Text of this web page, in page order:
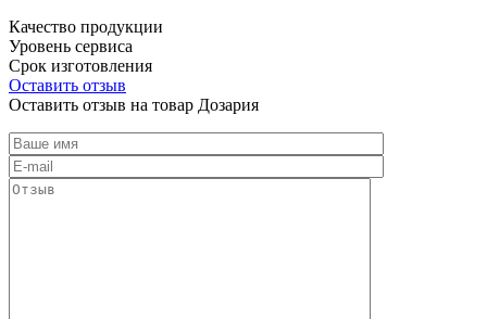
Качество продукции
Уровень сервиса
Срок изготовления
Оставить отзыв
Оставить отзыв на товар Дозария